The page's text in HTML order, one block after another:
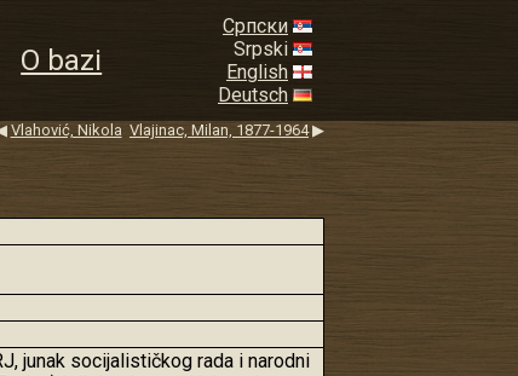
O bazi
Српски
Srpski
English
Deutsch
Vlahović, Nikola Vlajinac, Milan, 1877-1964▶
junak socijalističkog rada i narodni